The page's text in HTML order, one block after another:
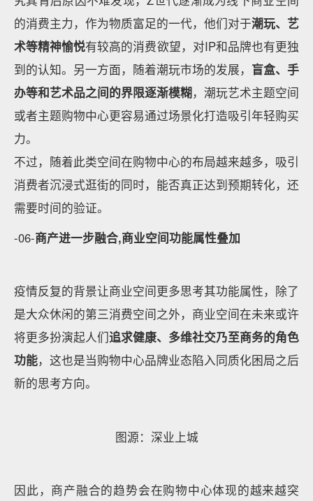
的消费主力，作为物质富足的一代，他们对于潮玩、艺
术等精神愉悦有较高的消费欲望，对IP和品牌也有更独
到的认知。另一方面，随着潮玩市场的发展， 盲盒、手
办等和艺术品之间的界限逐渐模糊，潮玩艺术主题空间
或者主题购物中心更容易通过场景化打造吸引年轻购买
力。
不过，随着此类空间在购物中心的布局越来越多，吸引
消费者沉浸式逛街的同时，能否真正达到预期转化，还
需要时间的验证。
-06-商产进一步融合,商业空间功能属性叠加
疫情反复的背景让商业空间更多思考其功能属性，除了
是大众休闲的第三消费空间之外，商业空间在未来或许
将更多扮演起人们追求健康、多维社交乃至商务的角色
功能，这也是当购物中心品牌业态陷入同质化困局之后
新的思考方向。
图源：深业上城
因此，商产融合的趋势会在购物中心体现的越来越突